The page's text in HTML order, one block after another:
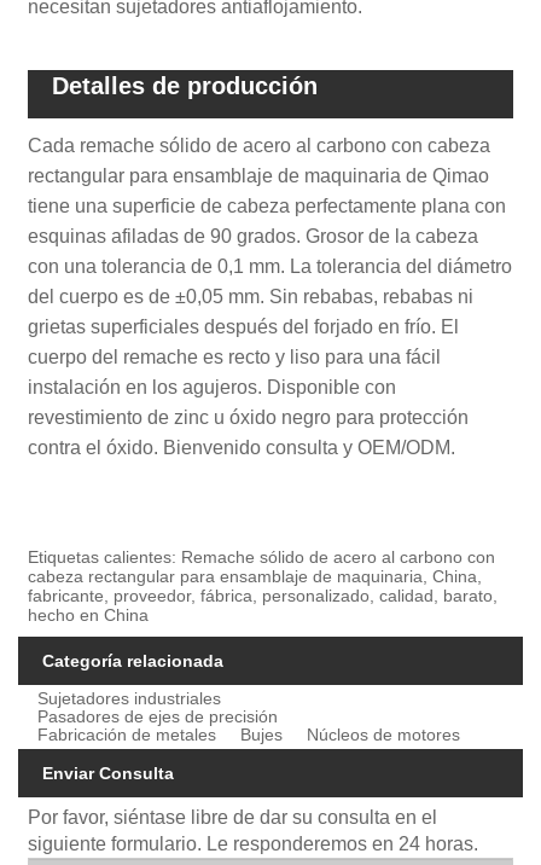
necesitan sujetadores antiaflojamiento.
Detalles de producción
Cada remache sólido de acero al carbono con cabeza
rectangular para ensamblaje de maquinaria de Qimao
tiene una superficie de cabeza perfectamente plana con
esquinas afiladas de 90 grados. Grosor de la cabeza
con una tolerancia de 0,1 mm. La tolerancia del diámetro
del cuerpo es de ±0,05 mm. Sin rebabas, rebabas ni
grietas superficiales después del forjado en frío. El
cuerpo del remache es recto y liso para una fácil
instalación en los agujeros. Disponible con
revestimiento de zinc u óxido negro para protección
contra el óxido. Bienvenido consulta y OEM/ODM.
Etiquetas calientes: Remache sólido de acero al carbono con
cabeza rectangular para ensamblaje de maquinaria, China,
fabricante, proveedor, fábrica, personalizado, calidad, barato,
hecho en China
Categoría relacionada
Sujetadores industriales
Pasadores de ejes de precisión
Fabricación de metales
Bujes Núcleos de motores
Enviar Consulta
Por favor, siéntase libre de dar su consulta en el
siguiente formulario. Le responderemos en 24 horas.